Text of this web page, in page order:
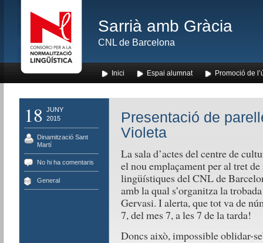
Sarrià amb Gràcia
CNL de Barcelona
Inici Espai alumnat Promoció de
18
JUNY
2015
Dinamització Sant
Martí
No hi ha comentaris
General
Presentació de
Violeta
La sala d’actes del centre de
el nou emplaçament per al tret
lingüístiques del CNL de
amb la qual s’organitza la
Gervasi. I alerta, que tot va de
7, del mes 7, a les 7 de la tarda!
Doncs això, impossible oblidar-